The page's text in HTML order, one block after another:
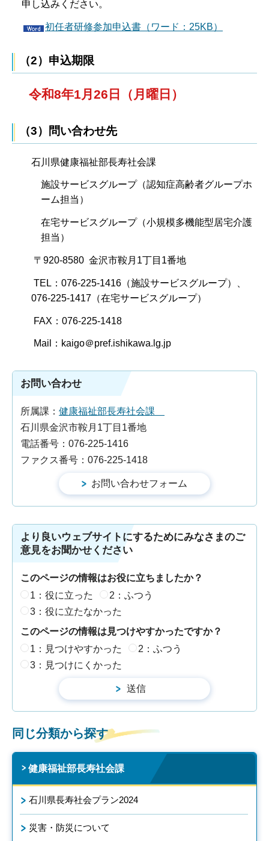
申し込みください。
初任者研修参加申込書（ワード：25KB）
（2）申込期限
令和8年1月26日（月曜日）
（3）問い合わせ先
石川県健康福祉部長寿社会課
施設サービスグループ（認知症高齢者グループホ
ーム担当）
在宅サービスグループ（小規模多機能型居宅介護
担当）
〒920-8580 金沢市鞍月1丁目1番地
TEL：076-225-1416（施設サービスグループ）、
076-225-1417（在宅サービスグループ）
FAX：076-225-1418
Mail：kaigo＠pref.ishikawa.lg.jp
お問い合わせ
所属課： 健康福祉部長寿社会課
石川県金沢市鞍月1丁目1番地
電話番号：076-225-1416
ファクス番号：076-225-1418
より良いウェブサイトにするためにみなさまのご
意見をお聞かせください
このページの情報はお役に立ちましたか？
1：役に立った
2：ふつう
3：役に立たなかった
このページの情報は見つけやすかったですか？
1：見つけやすかった
2：ふつう
3：見つけにくかった
同じ分類から探す
健康福祉部長寿社会課
石川県長寿社会プラン2024
災害・防災について